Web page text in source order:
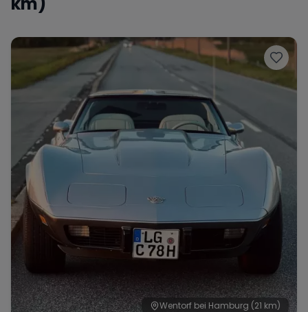
Porsche Ferrari
McLaren Ford Jaguar
Dodge
Bentley Aston Martin
Wann
Zeitraum wählen
Wentorf bei Hamburg (21 km)